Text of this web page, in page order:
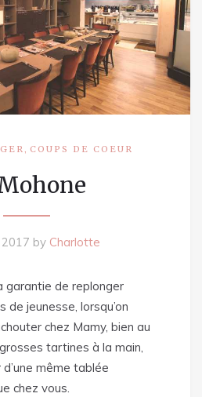
, COUPS DE COEUR
by Charlotte
garantie de replonger
de jeunesse, lorsqu’on
chez Mamy, bien au
tartines à la main,
même tablée
chez vous.